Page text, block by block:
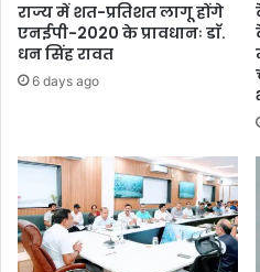
राज्य में शत-प्रतिशत लागू होंगे
एनईपी-2020 के प्रावधानः डाॅ.
धन सिंह रावत
6 days ago